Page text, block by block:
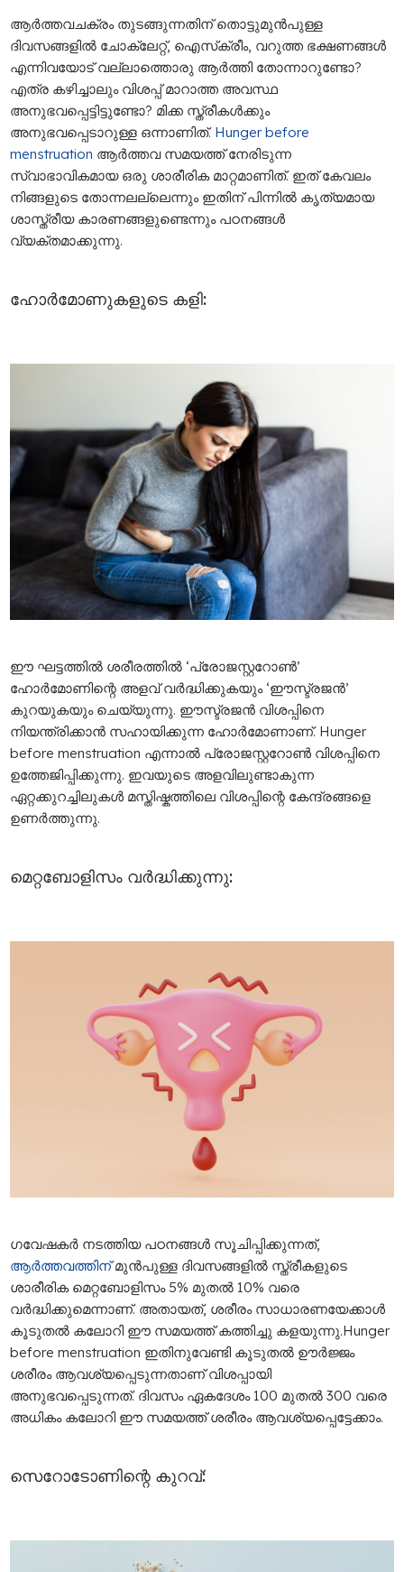
ആർത്തവചക്രം തുടങ്ങുന്നതിന് തൊട്ടുമുൻപുള്ള
ദിവസങ്ങളിൽ ചോക്ലേറ്റ്, ഐസ്‌ക്രീം, വറുത്ത ഭക്ഷണങ്ങൾ
എന്നിവയോട് വല്ലാത്തൊരു ആർത്തി തോന്നാറുണ്ടോ?
എത്ര കഴിച്ചാലും വിശപ്പ് മാറാത്ത അവസ്ഥ
അനുഭവപ്പെട്ടിട്ടുണ്ടോ? മിക്ക സ്ത്രീകൾക്കും
അനുഭവപ്പെടാറുള്ള ഒന്നാണിത്. Hunger before
menstruation ആർത്തവ സമയത്ത് നേരിടുന്ന
സ്വാഭാവികമായ ഒരു ശാരീരിക മാറ്റമാണിത്. ഇത് കേവലം
നിങ്ങളുടെ തോന്നലല്ലെന്നും ഇതിന് പിന്നിൽ കൃത്യമായ
ശാസ്ത്രീയ കാരണങ്ങളുണ്ടെന്നും പഠനങ്ങൾ
വ്യക്തമാക്കുന്നു.
ഹോർമോണുകളുടെ കളി:
ഈ ഘട്ടത്തിൽ ശരീരത്തിൽ ‘പ്രോജസ്റ്ററോൺ’
ഹോർമോണിന്റെ അളവ് വർദ്ധിക്കുകയും ‘ഈസ്ട്രജൻ’
കുറയുകയും ചെയ്യുന്നു. ഈസ്ട്രജൻ വിശപ്പിനെ
നിയന്ത്രിക്കാൻ സഹായിക്കുന്ന ഹോർമോണാണ്. Hunger
before menstruation എന്നാൽ പ്രോജസ്റ്ററോൺ വിശപ്പിനെ
ഉത്തേജിപ്പിക്കുന്നു. ഇവയുടെ അളവിലുണ്ടാകുന്ന
ഏറ്റക്കുറച്ചിലുകൾ മസ്തിഷ്കത്തിലെ വിശപ്പിന്റെ കേന്ദ്രങ്ങളെ
ഉണർത്തുന്നു.
മെറ്റബോളിസം വർദ്ധിക്കുന്നു:
ഗവേഷകർ നടത്തിയ പഠനങ്ങൾ സൂചിപ്പിക്കുന്നത്,
ആർത്തവത്തിന്മുൻപുള്ള ദിവസങ്ങളിൽ സ്ത്രീകളുടെ
ശാരീരിക മെറ്റബോളിസം 5% മുതൽ 10% വരെ
വർദ്ധിക്കുമെന്നാണ്. അതായത്, ശരീരം സാധാരണയേക്കാൾ
കൂടുതൽ കലോറി ഈ സമയത്ത് കത്തിച്ചു കളയുന്നു.Hunger
before menstruation ഇതിനുവേണ്ടി കൂടുതൽ ഊർജ്ജം
ശരീരം ആവശ്യപ്പെടുന്നതാണ് വിശപ്പായി
അനുഭവപ്പെടുന്നത്. ദിവസം ഏകദേശം 100 മുതൽ 300 വരെ
അധികം കലോറി ഈ സമയത്ത് ശരീരം ആവശ്യപ്പെട്ടേക്കാം.
സെറോടോണിന്റെ കുറവ്: